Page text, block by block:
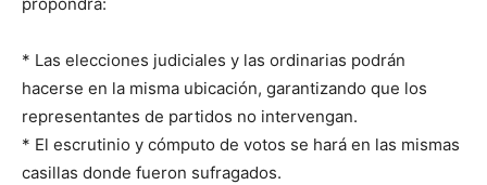
* Las elecciones judiciales y las ordinarias podrán
hacerse en la misma ubicación, garantizando que los
representantes de partidos no intervengan.
* El escrutinio y cómputo de votos se hará en las mismas
casillas donde fueron sufragados.